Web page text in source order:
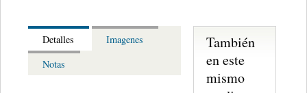
Detalles
Imagenes
Notas
También
en este
mismo